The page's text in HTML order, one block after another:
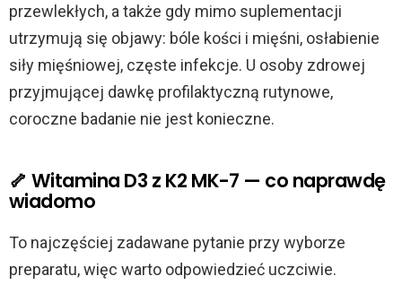
przewlekłych, a także gdy mimo suplementacji
utrzymują się objawy: bóle kości i mięśni, osłabienie
siły mięśniowej, częste infekcje. U osoby zdrowej
przyjmującej dawkę profilaktyczną rutynowe,
coroczne badanie nie jest konieczne.
🦴 Witamina D3 z K2 MK-7 — co naprawdę
wiadomo
To najczęściej zadawane pytanie przy wyborze
preparatu, więc warto odpowiedzieć uczciwie.